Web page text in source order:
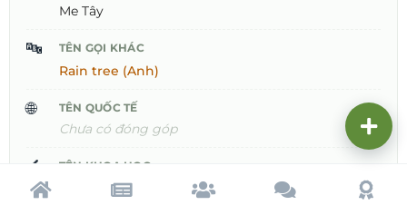
Me Tây
🔤 TÊN GỌI KHÁC
Rain tree (Anh)
🌐 TÊN QUỐC TẾ
Chưa có đóng góp
🔬 TÊN KHOA HỌC
Albizia saman
Trang chủ Tạp chí Cộng đồng Cố vấn Dấu